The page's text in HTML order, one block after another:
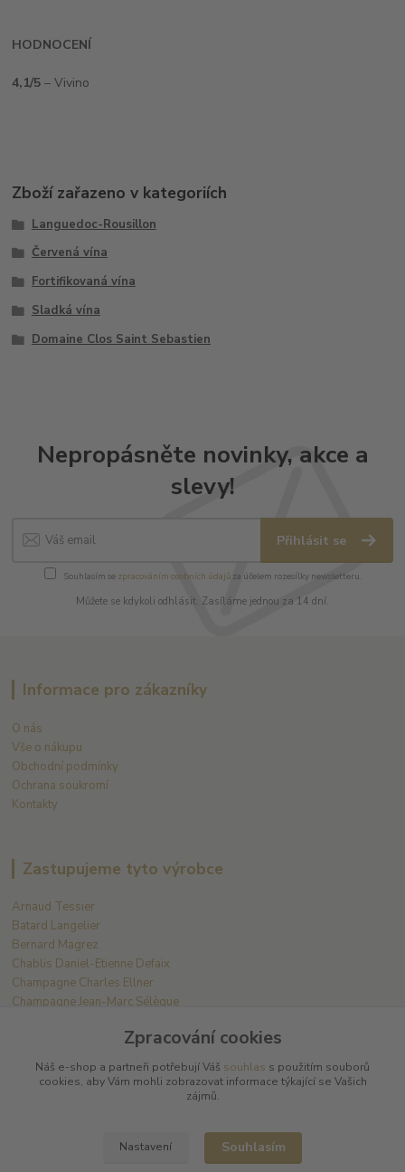
HODNOCENÍ
4,1/5 – Vivino
Zboží zařazeno v kategoriích
Languedoc-Rousillon
Červená vína
Fortifikovaná vína
Sladká vína
Domaine Clos Saint Sebastien
Nepropásněte novinky, akce a
slevy!
Přihlásit se
Souhlasím se zpracováním osobních údajůza účelem rozesílky newsletteru.
Můžete se kdykoli odhlásit. Zasíláme jednou za 14 dní.
Informace pro zákazníky
O nás
Vše o nákupu
Obchodní podmínky
Ochrana soukromí
Kontakty
Zastupujeme tyto výrobce
Arnaud Tessier
Batard Langelier
Bernard Magrez
Chablis Daniel-Etienne Defaix
Champagne Charles Ellner
Champagne Jean-Marc Sélèque
Zobrazit další výrobce →Zpracování cookies
Náš e-shop a partneři potřebují Váš souhlas s použitím souborů
cookies, aby Vám mohli zobrazovat informace týkající se Vašich
zájmů.
Nastavení Souhlasím